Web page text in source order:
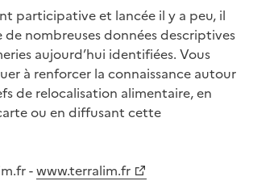
participative et lancée il y a peu, il
de nombreuses données descriptives
aujourd’hui identifiées. Vous
à renforcer la connaissance autour
de relocalisation alimentaire, en
ou en diffusant cette
-www.terralim.fr